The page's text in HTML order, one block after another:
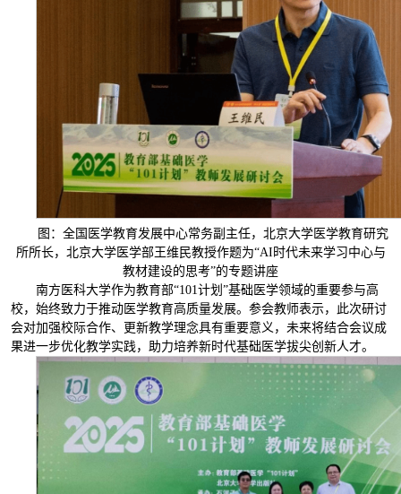
图：全国医学教育发展中心常务副主任，北京大学医学教育研究
所所长，北京大学医学部王维民教授作题为“AI时代未来学习中心与
教材建设的思考”的专题讲座
南方医科大学作为教育部“101计划”基础医学领域的重要参与高
校，始终致力于推动医学教育高质量发展。参会教师表示，此次研讨
会对加强校际合作、更新教学理念具有重要意义，未来将结合会议成
果进一步优化教学实践，助力培养新时代基础医学拔尖创新人才。